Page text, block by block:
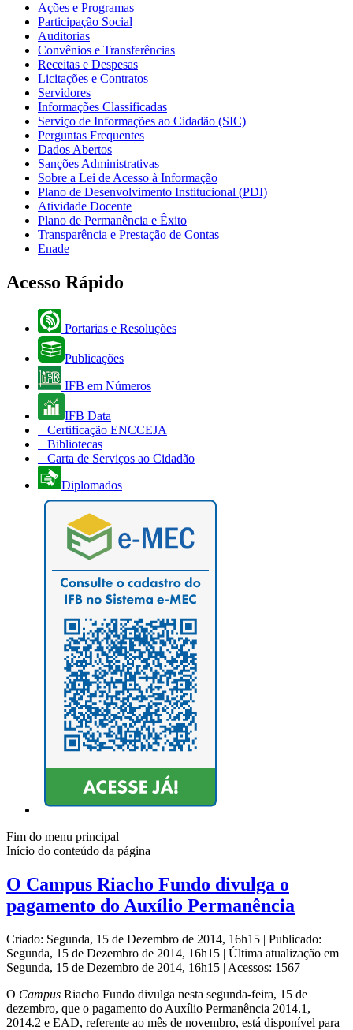
Ações e Programas
Participação Social
Auditorias
Convênios e Transferências
Receitas e Despesas
Licitações e Contratos
Servidores
Informações Classificadas
Serviço de Informações ao Cidadão (SIC)
Perguntas Frequentes
Dados Abertos
Sanções Administrativas
Sobre a Lei de Acesso à Informação
Plano de Desenvolvimento Institucional (PDI)
Atividade Docente
Plano de Permanência e Êxito
Transparência e Prestação de Contas
Enade
Acesso Rápido
Portarias e Resoluções
Publicações
IFB em Números
IFB Data
Certificação ENCCEJA
Bibliotecas
Carta de Serviços ao Cidadão
Diplomados
Fim do menu principal
Início do conteúdo da página
O Campus Riacho Fundo divulga o
pagamento do Auxílio Permanência
Criado: Segunda, 15 de Dezembro de 2014, 16h15 | Publicado:
Segunda, 15 de Dezembro de 2014, 16h15 | Última atualização em
Segunda, 15 de Dezembro de 2014, 16h15 | Acessos: 1567
O Campus Riacho Fundo divulga nesta segunda-feira, 15 de
dezembro, que o pagamento do Auxílio Permanência 2014.1,
2014.2 e EAD, referente ao mês de novembro, está disponível para